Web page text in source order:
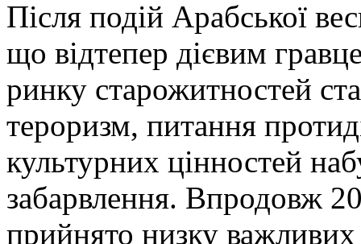
Після подій Арабської
що відтепер дієвим
ринку старожитностей
тероризм, питання
культурних цінностей
забарвлення. Впродовж
прийнято низку